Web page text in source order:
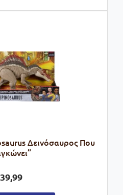
Δεινόσαυρος Που
39,99